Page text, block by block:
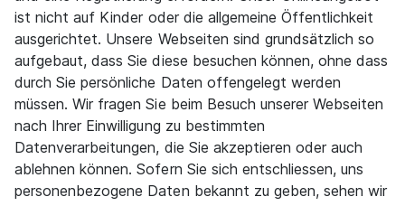
ist nicht auf Kinder oder die allgemeine Öffentlichkeit
ausgerichtet. Unsere Webseiten sind grundsätzlich so
aufgebaut, dass Sie diese besuchen können, ohne dass
durch Sie persönliche Daten offengelegt werden
müssen. Wir fragen Sie beim Besuch unserer Webseiten
nach Ihrer Einwilligung zu bestimmten
Datenverarbeitungen, die Sie akzeptieren oder auch
ablehnen können. Sofern Sie sich entschliessen, uns
personenbezogene Daten bekannt zu geben, sehen wir